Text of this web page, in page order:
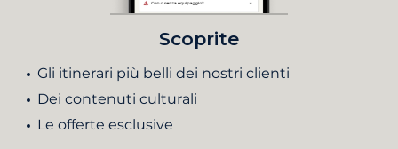
Scoprite
Gli itinerari più belli dei nostri clienti
Dei contenuti culturali
Le offerte esclusive